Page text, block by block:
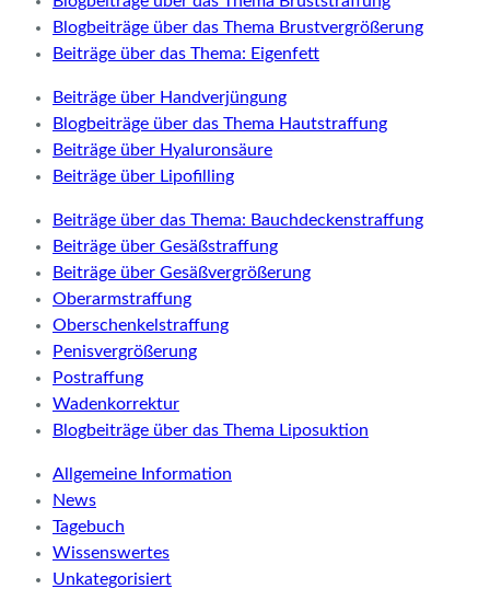
Blogbeiträge über das Thema Brustvergrößerung
Beiträge über das Thema: Eigenfett
Beiträge über Handverjüngung
Blogbeiträge über das Thema Hautstraffung
Beiträge über Hyaluronsäure
Beiträge über Lipofilling
Beiträge über das Thema: Bauchdeckenstraffung
Beiträge über Gesäßstraffung
Beiträge über Gesäßvergrößerung
Oberarmstraffung
Oberschenkelstraffung
Penisvergrößerung
Postraffung
Wadenkorrektur
Blogbeiträge über das Thema Liposuktion
Allgemeine Information
News
Tagebuch
Wissenswertes
Unkategorisiert